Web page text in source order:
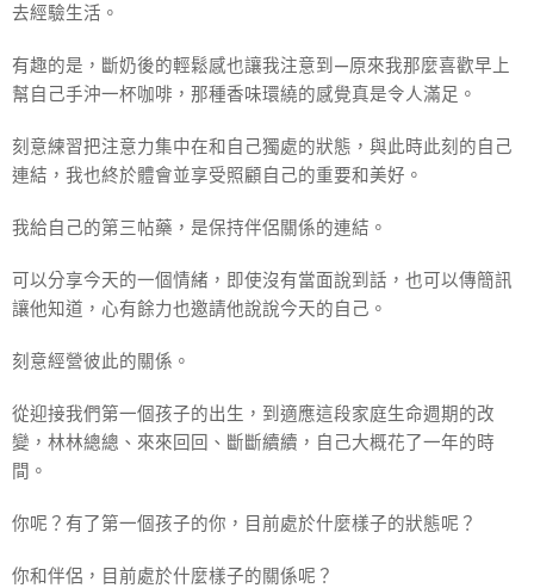
去經驗生活。
有趣的是，斷奶後的輕鬆感也讓我注意到—原來我那麼喜歡早上
幫自己手沖一杯咖啡，那種香味環繞的感覺真是令人滿足。
刻意練習把注意力集中在和自己獨處的狀態，與此時此刻的自己
連結，我也終於體會並享受照顧自己的重要和美好。
我給自己的第三帖藥，是保持伴侶關係的連結。
可以分享今天的一個情緒，即使沒有當面說到話，也可以傳簡訊
讓他知道，心有餘力也邀請他說說今天的自己。
刻意經營彼此的關係。
從迎接我們第一個孩子的出生，到適應這段家庭生命週期的改
變，林林總總、來來回回、斷斷續續，自己大概花了一年的時
間。
你呢？有了第一個孩子的你，目前處於什麼樣子的狀態呢？
你和伴侶，目前處於什麼樣子的關係呢？